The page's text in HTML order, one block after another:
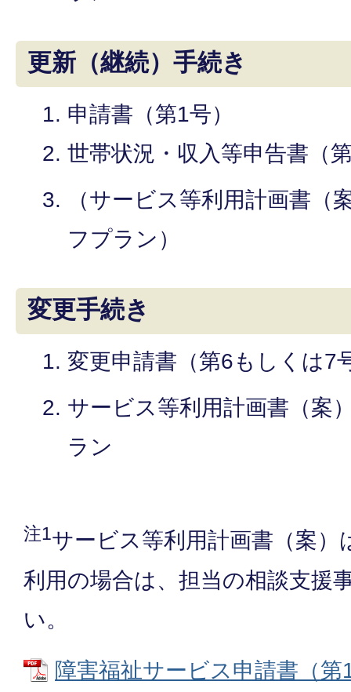
更新（継続）手続き
申請書（第1号）
世帯状況・収入等申告書（
（サービス等利用計画書（
フプラン）
変更手続き
変更申請書（第6もしくは7
サービス等利用計画書（案
ラン
注1サービス等利用計画書（案）
利用の場合は、担当の相談支援
い。
障害福祉サービス申請書（